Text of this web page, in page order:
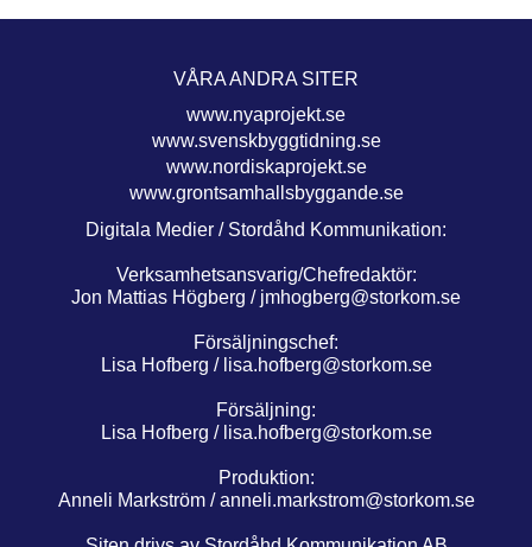
VÅRA ANDRA SITER
www.nyaprojekt.se
www.svenskbyggtidning.se
www.nordiskaprojekt.se
www.grontsamhallsbyggande.se
Digitala Medier / Stordåhd Kommunikation:
Verksamhetsansvarig/Chefredaktör:
Jon Mattias Högberg / jmhogberg@storkom.se
Försäljningschef:
Lisa Hofberg / lisa.hofberg@storkom.se
Försäljning:
Lisa Hofberg / lisa.hofberg@storkom.se
Produktion:
Anneli Markström / anneli.markstrom@storkom.se